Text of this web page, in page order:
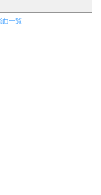
曲一覧